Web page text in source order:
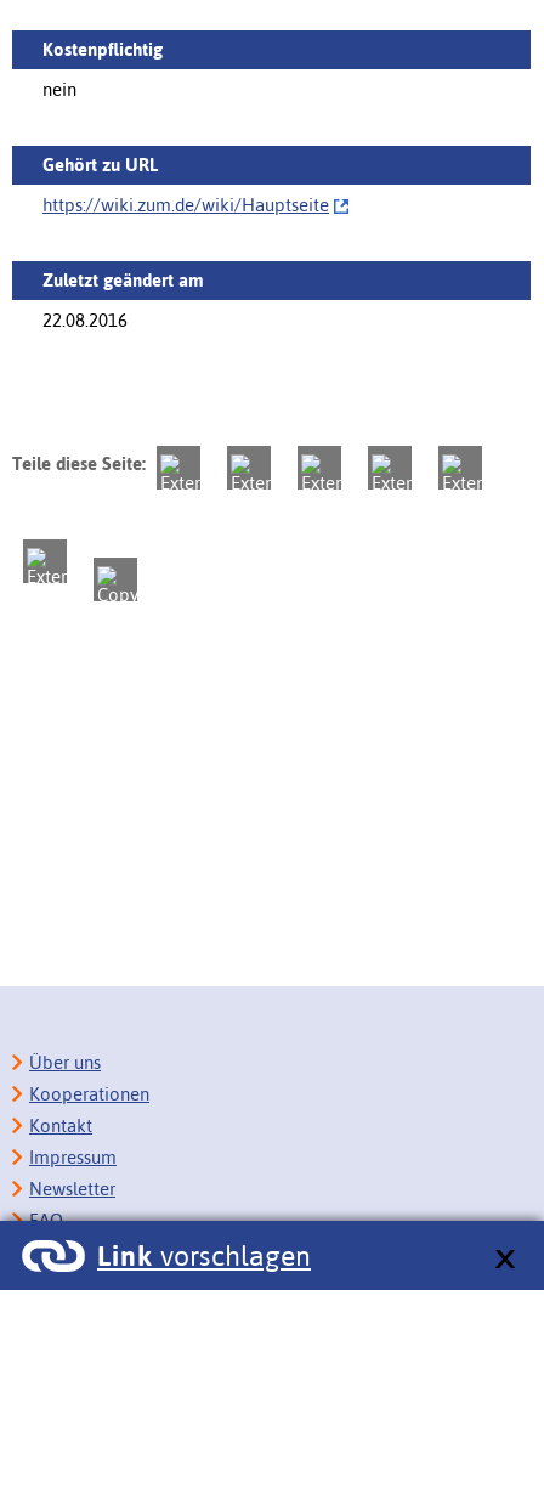
Kostenpflichtig
nein
Gehört zu URL
https://wiki.zum.de/wiki/‌Hauptseite
Zuletzt geändert am
22.08.2016
Teile diese Seite:
Link vorschlagen
Über uns
Kooperationen
Kontakt
Impressum
Newsletter
FAQ
Copyright